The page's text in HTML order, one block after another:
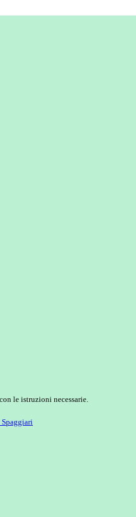
le istruzioni necessarie.